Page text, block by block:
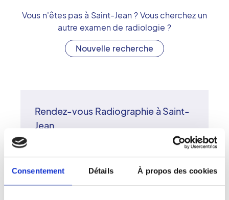
Consentement Détails À propos des cookies
Vous n'êtes pas à Saint-Jean? Vous cherchez un
autre examen de radiologie ?
Nouvelle recherche
Rendez-vous Radiographie à Saint-
Jean
Pour votre radiographie à Saint-Jean,
prenez rendez-vous dans un centre
d'imagerie du réseau Vidi. Les membres